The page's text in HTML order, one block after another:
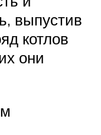
выпустив
котлов
они